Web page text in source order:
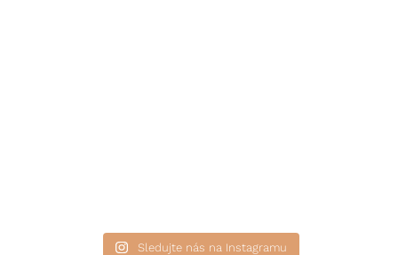
Sledujte nás na Instagramu